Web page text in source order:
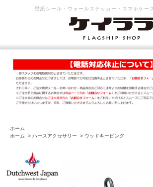
壁紙シール・ウォールステッカー・スマホケー
ホーム
ホーム
> ハースアクセサリー > ウッドキーピング